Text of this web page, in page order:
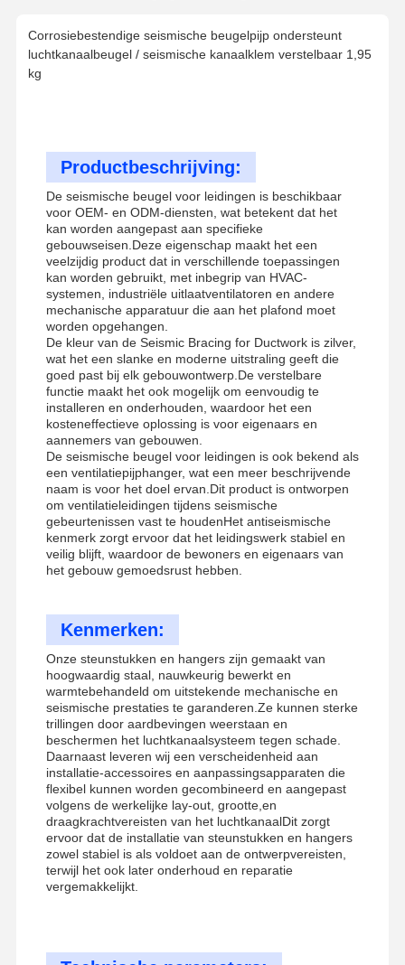
Corrosiebestendige seismische beugelpijp ondersteunt
luchtkanaalbeugel / seismische kanaalklem verstelbaar 1,95
kg
Productbeschrijving:
De seismische beugel voor leidingen is beschikbaar
voor OEM- en ODM-diensten, wat betekent dat het
kan worden aangepast aan specifieke
gebouwseisen.Deze eigenschap maakt het een
veelzijdig product dat in verschillende toepassingen
kan worden gebruikt, met inbegrip van HVAC-
systemen, industriële uitlaatventilatoren en andere
mechanische apparatuur die aan het plafond moet
worden opgehangen.
De kleur van de Seismic Bracing for Ductwork is zilver,
wat het een slanke en moderne uitstraling geeft die
goed past bij elk gebouwontwerp.De verstelbare
functie maakt het ook mogelijk om eenvoudig te
installeren en onderhouden, waardoor het een
kosteneffectieve oplossing is voor eigenaars en
aannemers van gebouwen.
De seismische beugel voor leidingen is ook bekend als
een ventilatiepijphanger, wat een meer beschrijvende
naam is voor het doel ervan.Dit product is ontworpen
om ventilatieleidingen tijdens seismische
gebeurtenissen vast te houdenHet antiseismische
kenmerk zorgt ervoor dat het leidingswerk stabiel en
veilig blijft, waardoor de bewoners en eigenaars van
het gebouw gemoedsrust hebben.
Kenmerken:
Onze steunstukken en hangers zijn gemaakt van
hoogwaardig staal, nauwkeurig bewerkt en
warmtebehandeld om uitstekende mechanische en
seismische prestaties te garanderen.Ze kunnen sterke
trillingen door aardbevingen weerstaan en
beschermen het luchtkanaalsysteem tegen schade.
Daarnaast leveren wij een verscheidenheid aan
installatie-accessoires en aanpassingsapparaten die
flexibel kunnen worden gecombineerd en aangepast
volgens de werkelijke lay-out, grootte,en
draagkrachtvereisten van het luchtkanaalDit zorgt
ervoor dat de installatie van steunstukken en hangers
zowel stabiel is als voldoet aan de ontwerpvereisten,
terwijl het ook later onderhoud en reparatie
vergemakkelijkt.